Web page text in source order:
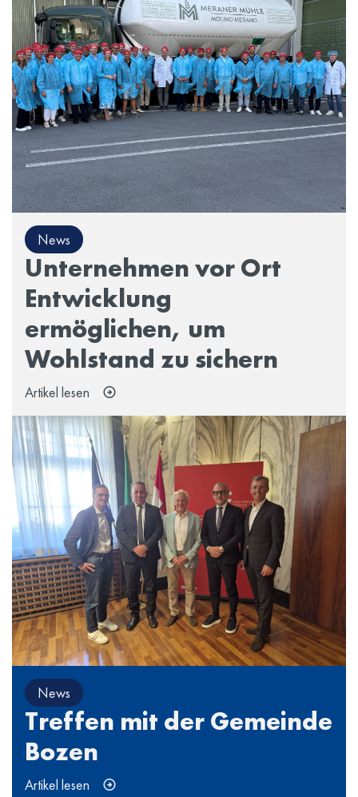
News
Unternehmen vor Ort
Entwicklung
ermöglichen, um
Wohlstand zu sichern
Artikel lesen
News
Treffen mit der Gemeinde
Bozen
Artikel lesen